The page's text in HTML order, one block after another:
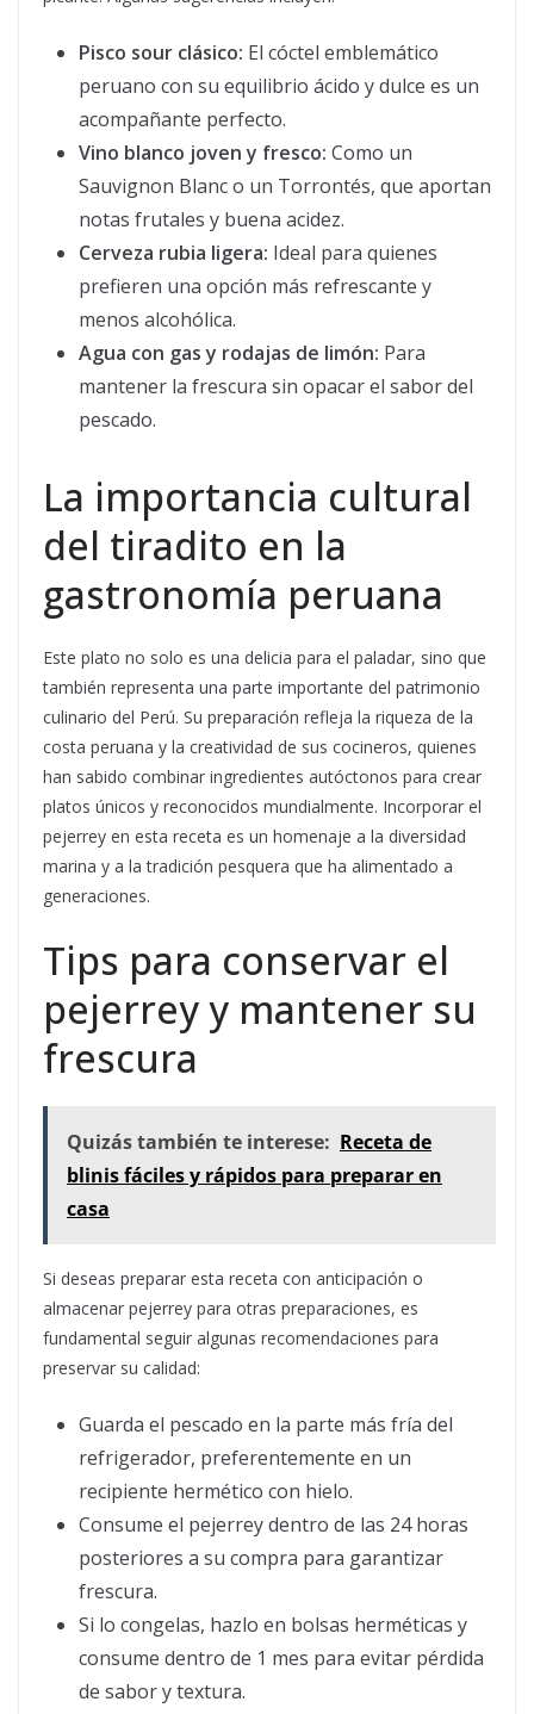
Pisco sour clásico: El cóctel emblemático
peruano con su equilibrio ácido y dulce es un
acompañante perfecto.
Vino blanco joven y fresco: Como un
Sauvignon Blanc o un Torrontés, que aportan
notas frutales y buena acidez.
Cerveza rubia ligera: Ideal para quienes
prefieren una opción más refrescante y
menos alcohólica.
Agua con gas y rodajas de limón: Para
mantener la frescura sin opacar el sabor del
pescado.
La importancia cultural
del tiradito en la
gastronomía peruana
Este plato no solo es una delicia para el paladar, sino que
también representa una parte importante del patrimonio
culinario del Perú. Su preparación refleja la riqueza de la
costa peruana y la creatividad de sus cocineros, quienes
han sabido combinar ingredientes autóctonos para crear
platos únicos y reconocidos mundialmente. Incorporar el
pejerrey en esta receta es un homenaje a la diversidad
marina y a la tradición pesquera que ha alimentado a
generaciones.
Tips para conservar el
pejerrey y mantener su
frescura
Quizás también te interese: Receta de
blinis fáciles y rápidos para preparar en
casa
Si deseas preparar esta receta con anticipación o
almacenar pejerrey para otras preparaciones, es
fundamental seguir algunas recomendaciones para
preservar su calidad:
Guarda el pescado en la parte más fría del
refrigerador, preferentemente en un
recipiente hermético con hielo.
Consume el pejerrey dentro de las 24 horas
posteriores a su compra para garantizar
frescura.
Si lo congelas, hazlo en bolsas herméticas y
consume dentro de 1 mes para evitar pérdida
de sabor y textura.